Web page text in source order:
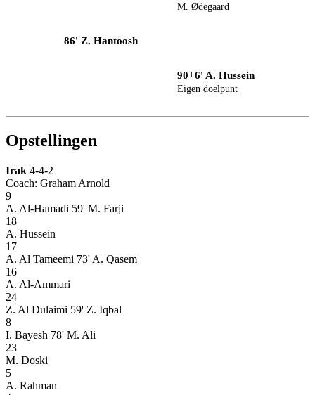
M. Ødegaard
86' Z. Hantoosh
90+6' A. Hussein
Eigen doelpunt
Opstellingen
Irak 4-4-2
Coach: Graham Arnold
9
A. Al-Hamadi 59' M. Farji
18
A. Hussein
17
A. Al Tameemi 73' A. Qasem
16
A. Al-Ammari
24
Z. Al Dulaimi 59' Z. Iqbal
8
I. Bayesh 78' M. Ali
23
M. Doski
5
A. Rahman